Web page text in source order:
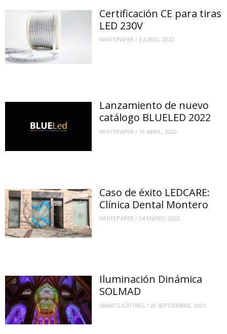
Certificación CE para tiras
LED 230V
WHITEPAPER / 6 JUNIO, 2022
Lanzamiento de nuevo
catálogo BLUELED 2022
WHITEPAPER / 18 ABRIL, 2022
Caso de éxito LEDCARE:
Clínica Dental Montero
WHITEPAPER /24 ENERO, 2022
Iluminación Dinámica
SOLMAD
SMARTLIGHTING / 20 SEPTIEMBRE, 2021